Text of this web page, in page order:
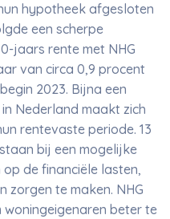
hypotheek afgesloten
een scherpe
jaars rente met NHG
van circa 0,9 procent
2023. Bijna een
Nederland maakt zich
rentevaste periode. 13
bij een mogelijke
de financiële lasten,
zorgen te maken. NHG
beter te